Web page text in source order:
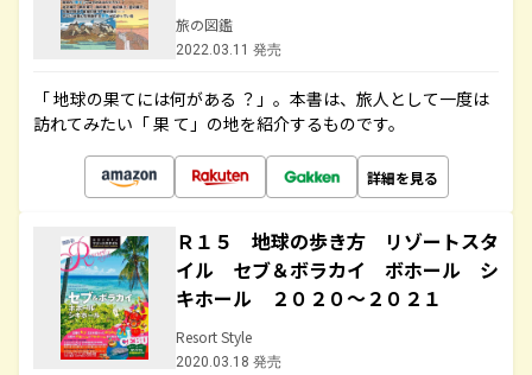
旅の図鑑
2022.03.11 発売
「 地球の果てには何がある ？」。本書は、旅人として一度は
訪れてみたい「 果 て」の地を紹介するものです。
詳細を見る
Ｒ１５ 地球の歩き方 リゾートスタ
イル セブ＆ボラカイ ボホール シ
キホール ２０２０～２０２１
Resort Style
2020.03.18 発売